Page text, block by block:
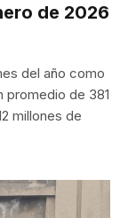
de 2026
del año como
promedio de 381
millones de